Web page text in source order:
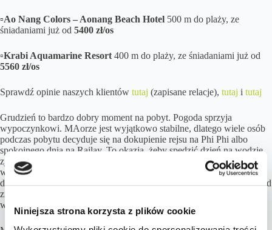
Niniejsza strona korzysta z plików cookie
▫️Ao Nang Colors – Aonang Beach Hotel 500 m do plaży, ze
śniadaniami już od 5400 zł/os
▫️Krabi Aquamarine Resort 400 m do plaży, ze śniadaniami już od
5560 zł/os
Sprawdź opinie naszych klientów tutaj (zapisane relacje), tutaj i tutaj
Grudzień to bardzo dobry moment na pobyt. Pogoda sprzyja
wypoczynkowi. MAorze jest wyjątkowo stabilne, dlatego wiele osób
podczas pobytu decyduje się na dokupienie rejsu na Phi Phi albo
spokojnego dnia na Railay. To okazja, żeby spędzić dzień na wodzie,
zjeść świeże owoce przygotowane przez załogę i zobaczyć, jak
wygląda dzień na południu Tajlandii od strony miejscowych. Właśnie
dlatego wiele osób uważa Krabi za idealny kierunek na ucieczkę przed
zimą. Ma w sobie energię Azji, ale nieco spokojniejszą, bardziej
wyważoną niż gwarne Phuket.